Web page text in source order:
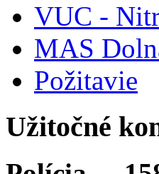
VUC -
MAS
Požitavie
Užitočné